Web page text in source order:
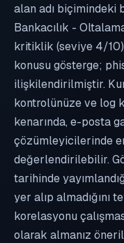
alan adı biçimindeki
Bankacılık -
kritiklik (seviye 4/10)
konusu gösterge;
ilişkilendirilmiştir.
kontrolünüze ve log
kenarında, e-posta
çözümleyicilerinde
değerlendirilebilir.
tarihinde
yer alıp almadığını
korelasyonu
olarak almanız